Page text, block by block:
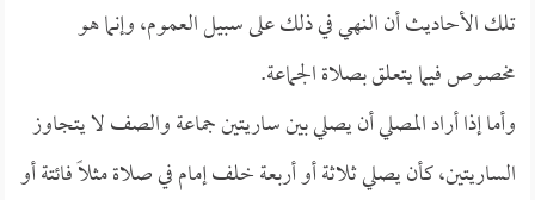
تلك الأحاديث أن النهي في ذلك على سبيل العموم، وإنما هو
مخصوص فيما يتعلق بصلاة الجماعة.
وأما إذا أراد المصلي أن يصلي بين ساريتين جماعة والصف لا يتجاوز
الساريتين، كأن يصلي ثلاثة أو أربعة خلف إمام في صلاة مثلاً فائتة أو